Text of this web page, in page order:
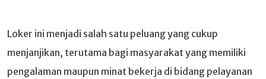
Loker ini menjadi salah satu peluang yang cukup
menjanjikan, terutama bagi masyarakat yang memiliki
pengalaman maupun minat bekerja di bidang pelayanan